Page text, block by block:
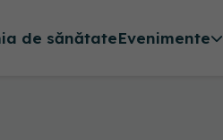
de sănătateEvenimente